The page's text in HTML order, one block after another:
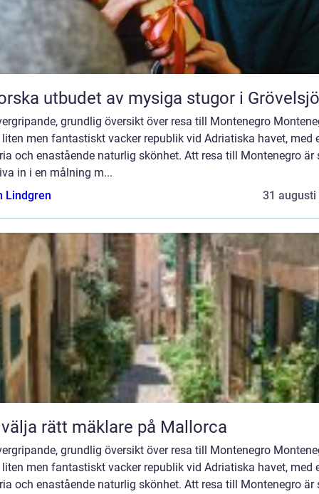
utbudet av mysiga stugor i
grundlig översikt över resa till Montenegro
liten men fantastiskt vacker republik vid Adriatiska havet, med
och enastående naturlig skönhet. Att resa till Montenegro är
in i en målning m...
Lindgren
31 augusti
rätt mäklare på Mallorca
grundlig översikt över resa till Montenegro
liten men fantastiskt vacker republik vid Adriatiska havet, med
och enastående naturlig skönhet. Att resa till Montenegro är